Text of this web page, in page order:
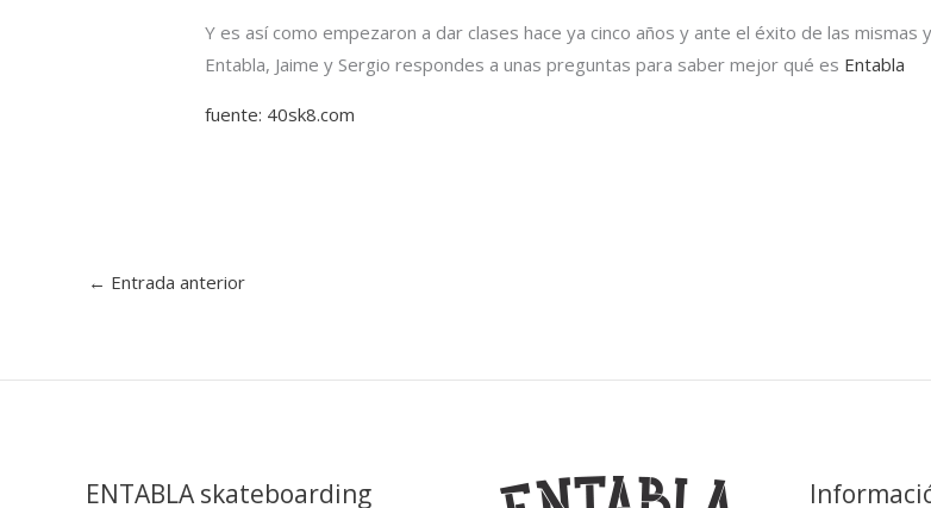
Y es así como empezaron a dar clases hace ya cinco años y ante el éxito de las
Entabla, Jaime y Sergio respondes a unas preguntas para saber mejor qué es Entabla
fuente: 40sk8.com
← Entrada anterior
ENTABLA skateboarding